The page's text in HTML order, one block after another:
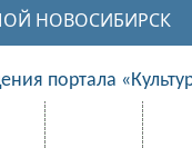
НОВОСИБИРСК
портала